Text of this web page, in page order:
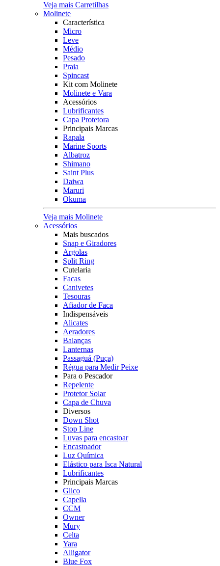
Veja mais Carretilhas
Molinete
Característica
Micro
Leve
Médio
Pesado
Praia
Spincast
Kit com Molinete
Molinete e Vara
Acessórios
Lubrificantes
Capa Protetora
Principais Marcas
Rapala
Marine Sports
Albatroz
Shimano
Saint Plus
Daiwa
Maruri
Okuma
Veja mais Molinete
Acessórios
Mais buscados
Snap e Giradores
Argolas
Split Ring
Cutelaria
Facas
Canivetes
Tesouras
Afiador de Faca
Indispensáveis
Alicates
Aeradores
Balanças
Lanternas
Passaguá (Puça)
Régua para Medir Peixe
Para o Pescador
Repelente
Protetor Solar
Capa de Chuva
Diversos
Down Shot
Stop Line
Luvas para encastoar
Encastoador
Luz Química
Elástico para Isca Natural
Lubrificantes
Principais Marcas
Glico
Capella
CCM
Owner
Mury
Celta
Yara
Alligator
Blue Fox